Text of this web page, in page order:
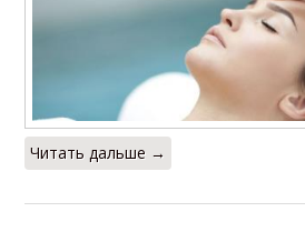
Читать дальше →